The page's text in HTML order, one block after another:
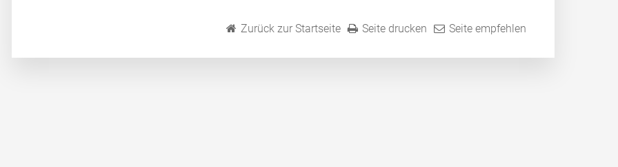
Zurück zur Startseite Seite drucken Seite empfehlen